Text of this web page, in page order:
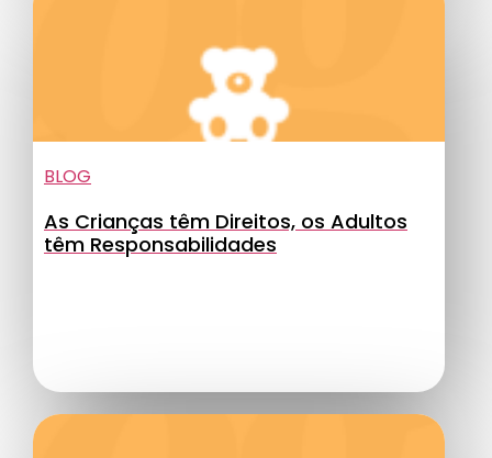
BLOG
As Crianças têm Direitos, os Adultos
têm Responsabilidades